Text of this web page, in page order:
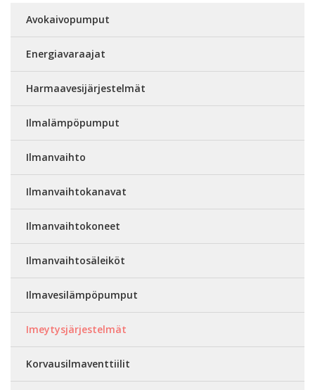
Avokaivopumput
Energiavaraajat
Harmaavesijärjestelmät
Ilmalämpöpumput
Ilmanvaihto
Ilmanvaihtokanavat
Ilmanvaihtokoneet
Ilmanvaihtosäleiköt
Ilmavesilämpöpumput
Imeytysjärjestelmät
Korvausilmaventtiilit